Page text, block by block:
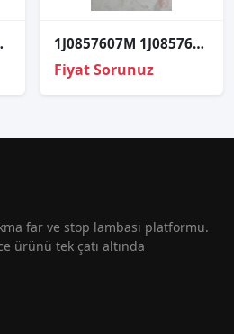
LED 1J0857607M 1J0857607E golf 4 toledo ibiza tavan elciği
Fiyat Sorunuz
far ve stop lambası platformu.
ürünü tek çatı altında